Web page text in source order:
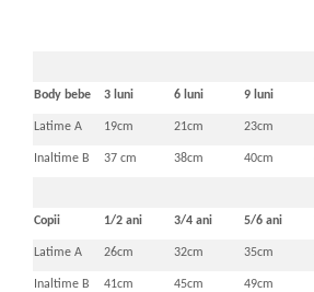
Body bebe 3 luni 6 luni 9 luni
Latime A 19cm 21cm 23cm
Inaltime B 37 cm 38cm 40cm
Copii 1/2 ani 3/4 ani 5/6 ani
Latime A 26cm 32cm 35cm
Inaltime B 41cm 45cm 49cm